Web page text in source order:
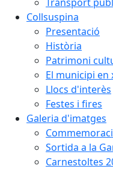
Collsuspina
Presentació
Història
Patrimoni
El municipi en
Llocs d'interès
Festes i fires
Galeria d'imatges
Sortida a la
Carnestoltes